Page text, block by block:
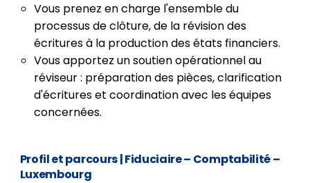
Vous prenez en charge l'ensemble du
processus de clôture, de la révision des
écritures à la production des états financiers.
Vous apportez un soutien opérationnel au
réviseur : préparation des pièces, clarification
d'écritures et coordination avec les équipes
concernées.
Profil et parcours|Fiduciaire – Comptabilité –
Luxembourg